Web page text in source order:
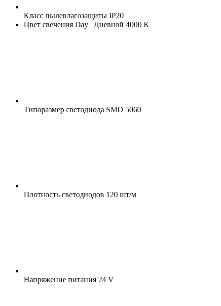
Класс пылевлагозащиты IP20
Цвет свечения Day | Дневной 4000 K
Типоразмер светодиода SMD 5060
Плотность светодиодов 120 шт/м
Напряжение питания 24 V